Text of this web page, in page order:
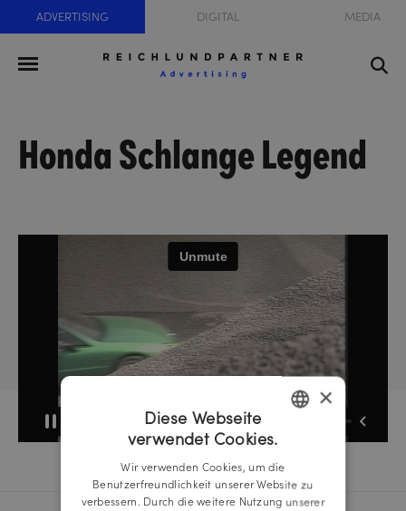
ADVERTISING DIGITAL MEDIA
Honda Schlange Legend
GERMAN
×
Diese Webseite
verwendet Cookies.
Wir verwenden Cookies, um die
Benutzerfreundlichkeit unserer Website zu
verbessern. Durch die weitere Nutzung unserer